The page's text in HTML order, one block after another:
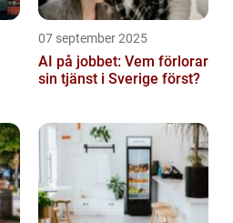
07 september 2025
AI på jobbet: Vem förlorar
sin tjänst i Sverige först?